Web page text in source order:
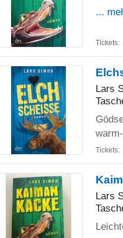
...
Tickets:
Lars
Tickets:
Lars